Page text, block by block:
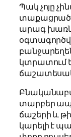
Պակ չոյը
տաքացրած,
արագ
կտրատում
տարբեր
ճաշերի և
կարելի է